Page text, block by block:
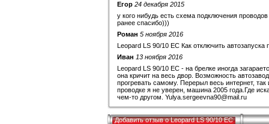
Егор 24 декабря 2015
у кого нибудь есть схема подключения
ранее спасибо)))
Роман 5 ноября 2016
Leopard LS 90/10 EC Как отключить автозапуска
Иван 13 ноября 2016
Leopard LS 90/10 EC - на брелке иногда
она кричит на весь двор. Возможность
прогревать самому. Перерыл весь интернет,
проводке я не уверен, машина 2005 года.Где
чем-то другом. Yulya.sergeevna90@mail.ru
Добавить отзыв о Leopard LS 90/10 EC